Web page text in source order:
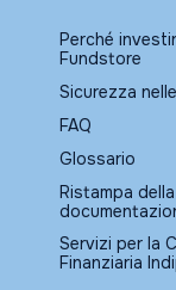
Perché
Fundstore
Sicurezza
FAQ
Glossario
Ristampa della
Servizi per la
Finanziaria